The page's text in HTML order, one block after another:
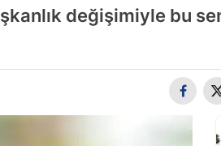
Bingöl
değişimiyle bu